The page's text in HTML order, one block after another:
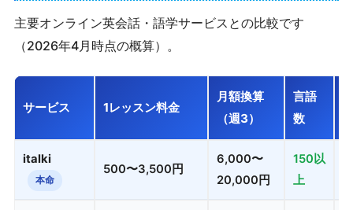
主要オンライン英会話・語学サービスとの比較です
（2026年4月時点の概算）。
サービス 1レッスン料金
月額換算
（週3）
言語
数
italki
本命
500〜3,500円
6,000〜
20,000円
150以
上